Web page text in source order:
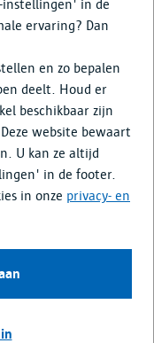
groen
maken
district Antwerpen.
groen te
te versterken.
creëren voor mens,
in de
ervaring? Dan
en zo bepalen
deelt. Houd er
beschikbaar zijn
website bewaart
U kan ze altijd
in de footer.
in onze privacy- en